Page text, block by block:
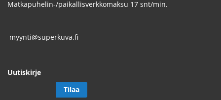
Matkapuhelin-/paikallisverkkomaksu 17 snt/min.
myynti@superkuva.fi
Uutiskirje
Tilaa